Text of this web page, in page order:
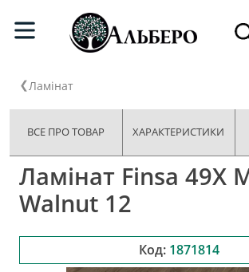
Ламінат
ВСЕ ПРО ТОВАР ХАРАКТЕРИСТИКИ
Ламінат Finsa 49X
Walnut 12
Код: 1871814